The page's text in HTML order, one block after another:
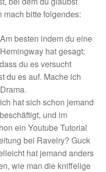
bitte folgendes:
besten indem du eine
hat gesagt:
du es versucht
du es auf. Mache ich
hat sich schon jemand
und im
ein Youtube Tutorial
bei Ravelry? Guck
hat jemand anders
wie man die kniffelige